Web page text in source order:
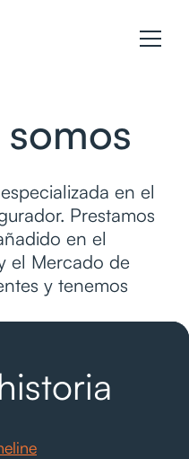
en el
Prestamos
en el
el Mercado de
y tenemos